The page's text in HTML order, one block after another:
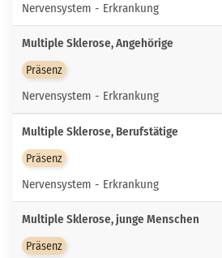
Nervensystem - Erkrankung
Multiple Sklerose, Angehörige
Präsenz
Nervensystem - Erkrankung
Multiple Sklerose, Berufstätige
Präsenz
Nervensystem - Erkrankung
Multiple Sklerose, junge Menschen
Präsenz